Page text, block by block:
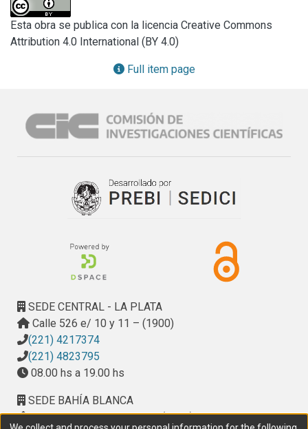
Esta obra se publica con la licencia Creative Commons
Attribution 4.0 International (BY 4.0)
Full item page
SEDE CENTRAL - LA PLATA
Calle 526 e/ 10 y 11 – (1900)
(221) 4217374
(221) 4823795
08.00 hs a 19.00 hs
SEDE BAHÍA BLANCA
Calle Ciudad de Cali 320 – (8000). Universidad